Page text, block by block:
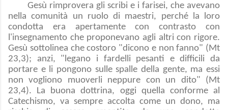
Gesù rimprovera gli scribi e i farisei, che avevano
nella comunità un ruolo di maestri, perché la loro
condotta era apertamente con contrasto con
l'insegnamento che proponevano agli altri con rigore.
Gesù sottolinea che costoro "dicono e non fanno" (Mt
23,3); anzi, "legano i fardelli pesanti e difficili da
portare e li pongono sulle spalle della gente, ma essi
non vogliono muoverli neppure con un dito" (Mt
23,4). La buona dottrina, oggi quella conforme al
Catechismo, va sempre accolta come un dono, ma